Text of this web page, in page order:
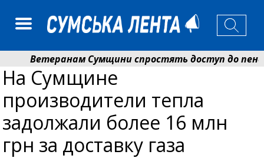
Ветеранам Сумщини спростять доступ до
Романько розширює програму відпочинку дітей
На Сумщине
производители тепла
задолжали более 16 млн
грн за доставку газа